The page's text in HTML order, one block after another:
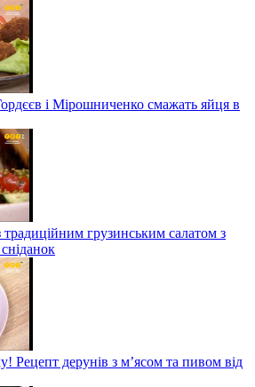
і Мірошниченко смажать яйця в
традиційним грузинським салатом з
Рецепт дерунів з м’ясом та пивом від